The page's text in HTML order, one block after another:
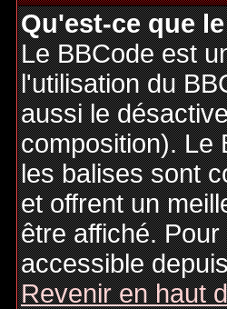
Qu'est-ce que
Le BBCode est
l'utilisation du
aussi le
composition). Le
les balises sont
et offrent un
être affiché.
accessible
Revenir en haut